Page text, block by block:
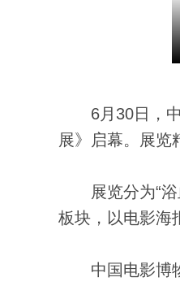
6月30日，中
展》启幕。展览
展览分为“浴血
板块，以电影海
中国电影博物